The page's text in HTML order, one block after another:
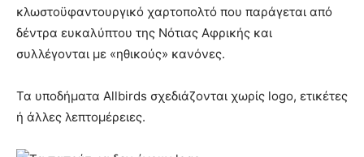
κλωστοϋφαντουργικό χαρτοπολτό που παράγεται από
δέντρα ευκαλύπτου της Νότιας Αφρικής και
συλλέγονται με «ηθικούς» κανόνες.
Τα υποδήματα Allbirds σχεδιάζονται χωρίς logo, ετικέτες
ή άλλες λεπτομέρειες.